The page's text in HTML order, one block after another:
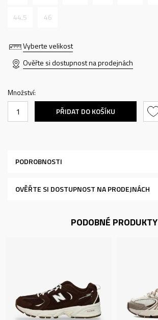
Vyberte velikost
44.5 46
Ověřte si dostupnost na prodejnách
Množství:
PŘIDAT DO KOŠÍKU
PODROBNOSTI
OVĚŘTE SI DOSTUPNOST NA PRODEJNÁCH
PODOBNÉ PRODUKTY